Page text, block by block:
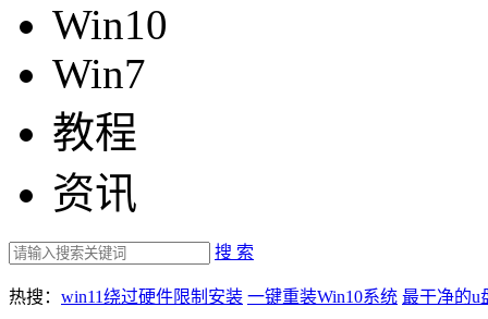
Win10
Win7
教程
资讯
搜 索
热搜： win11绕过硬件限制安装 一键重装Win10系统 最干净的u